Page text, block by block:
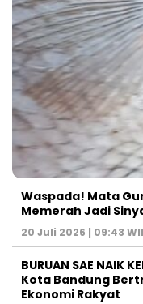
Waspada! Mata
Memerah Jadi
20 Juli 2026 | 09:43
BURUAN SAE NAIK
Kota Bandung
Ekonomi Rakyat